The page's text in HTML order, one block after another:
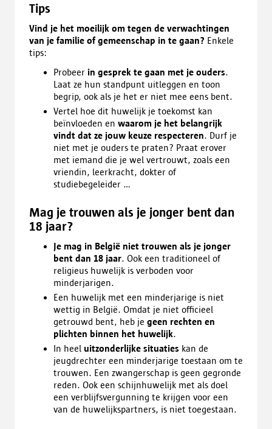
Tips
Vind je het moeilijk om tegen de verwachtingen
van je familie of gemeenschap in te gaan? Enkele
tips:
Probeer in gesprek te gaan met je ouders.
Laat ze hun standpunt uitleggen en toon
begrip, ook als je het er niet mee eens bent.
Vertel hoe dit huwelijk je toekomst kan
beïnvloeden en waarom je het belangrijk
vindt dat ze jouw keuze respecteren. Durf je
niet met je ouders te praten? Praat erover
met iemand die je wel vertrouwt, zoals een
vriendin, leerkracht, dokter of
studiebegeleider …
Mag je trouwen als je jonger bent dan
18 jaar?
Je mag in België niet trouwen als je jonger
bent dan 18 jaar. Ook een traditioneel of
religieus huwelijk is verboden voor
minderjarigen.
Een huwelijk met een minderjarige is niet
wettig in België. Omdat je niet officieel
getrouwd bent, heb je geen rechten en
plichten binnen het huwelijk.
In heel uitzonderlijke situaties kan de
jeugdrechter een minderjarige toestaan om te
trouwen. Een zwangerschap is geen gegronde
reden. Ook een schijnhuwelijk met als doel
een verblijfsvergunning te krijgen voor een
van de huwelijkspartners, is niet toegestaan.